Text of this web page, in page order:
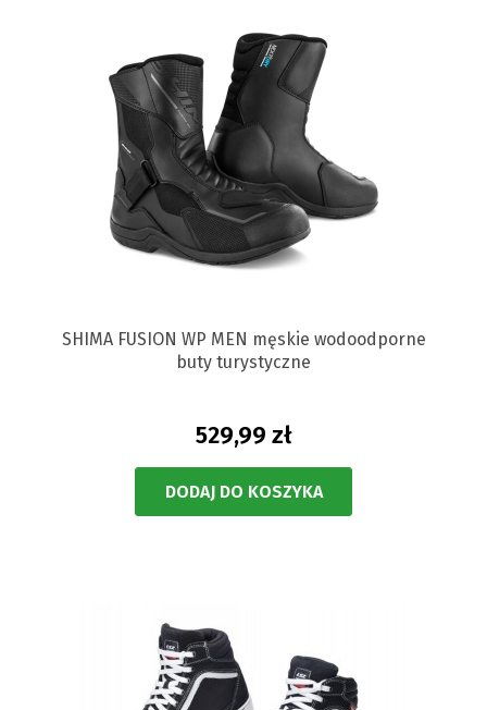
SHIMA FUSION WP MEN męskie wodoodporne
buty turystyczne
529,99 zł
DODAJ DO KOSZYKA